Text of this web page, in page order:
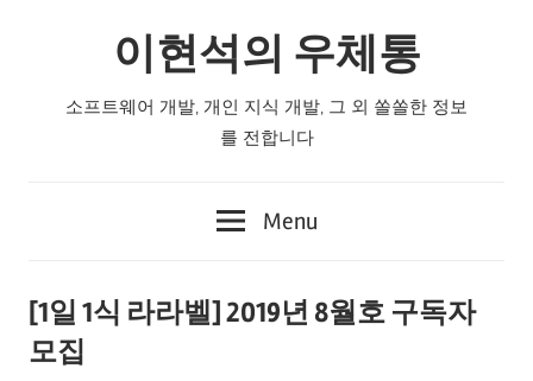
이현석의 우체통
소프트웨어 개발, 개인 지식 개발, 그 외 쏠쏠한 정보
를 전합니다
Menu
[1일 1식 라라벨] 2019년 8월호 구독자
모집